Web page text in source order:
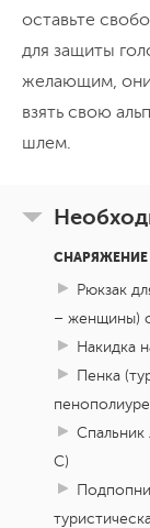
оставьте
для защиты
желающим,
взять свою
шлем.
СНАРЯЖЕНИЕ
Рюкзак
– женщины)
Накидка
Пенка
С)